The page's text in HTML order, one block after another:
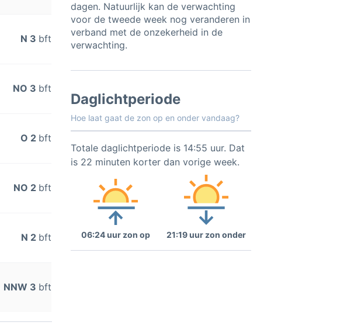
N 3 bft
NO 3 bft
O 2 bft
NO 2 bft
N 2 bft
NNW 3 bft
dagen. Natuurlijk kan de verwachting
voor de tweede week nog veranderen in
verband met de onzekerheid in de
verwachting.
Daglichtperiode
Hoe laat gaat de zon op en onder vandaag?
Totale daglichtperiode is 14:55 uur. Dat
is 22 minuten korter dan vorige week.
06:24 uur zon op 21:19 uur zon onder